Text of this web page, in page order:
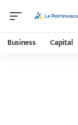
Business Capital